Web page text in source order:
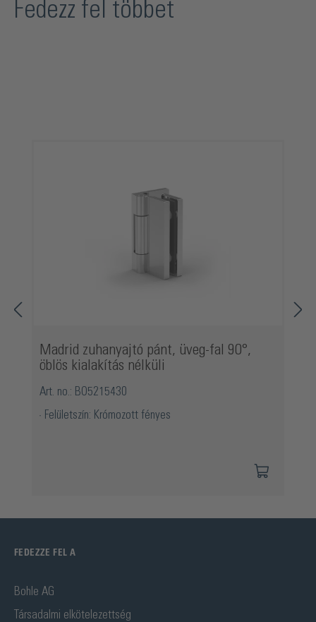
Fedezz fel többet
Madrid zuhanyajtó pánt, üveg-fal 90°,
öblös kialakítás nélküli
Art. no.: BO5215430
Felületszín: Krómozott fényes
FEDEZZE FEL A
Bohle AG
Társadalmi elkötelezettség